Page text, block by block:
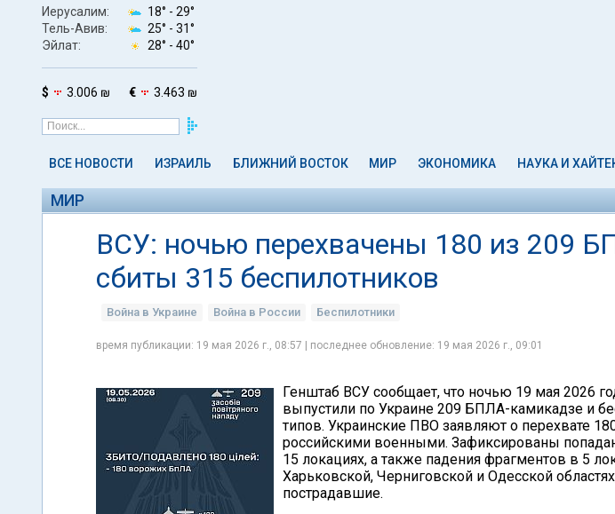
Иерусалим: 18° - 29°
Тель-Авив:
25° - 31°
Эйлат:
28° - 40°
$ 3.006 ₪ € 3.463 ₪
ВСЕ НОВОСТИ ИЗРАИЛЬ БЛИЖНИЙ ВОСТОК МИР ЭКОНОМИКА НАУКА И
МИР
ВСУ: ночью перехвачены 180 из 209
сбиты 315 беспилотников
Война в Украине Война в России Беспилотники
время публикации: 19 мая 2026 г., 08:57 | последнее обновление: 19 мая 2026 г., 09:01
Генштаб ВСУ сообщает, что ночью 19 мая 2026
выпустили по Украине 209 БПЛА-камикадзе и
типов. Украинские ПВО заявляют о перехвате
российскими военными. Зафиксированы
15 локациях, а также падения фрагментов в 5
Харьковской, Черниговской и Одесской
пострадавшие.